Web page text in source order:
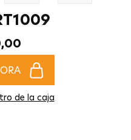
de la caja